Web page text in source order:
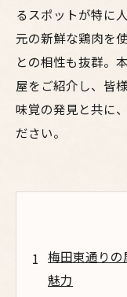
るスポットが特に
元の新鮮な鶏肉を
との相性も抜群。
屋をご紹介し、皆
味覚の発見と共に
ださい。
梅田東通り
魅力